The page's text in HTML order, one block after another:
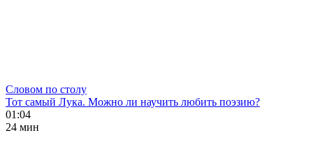
Словом по столу
Тот самый Лука. Можно ли научить любить поэзию?
01:04
24 мин